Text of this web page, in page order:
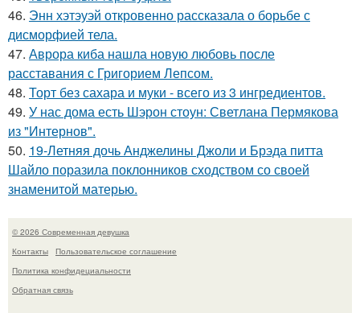
46. Энн хэтэуэй откровенно рассказала о борьбе с
дисморфией тела.
47. Аврора киба нашла новую любовь после
расставания с Григорием Лепсом.
48. Торт без сахара и муки - всего из 3 ингредиентов.
49. У нас дома есть Шэрон стоун: Светлана Пермякова
из "Интернов".
50. 19-Летняя дочь Анджелины Джоли и Брэда питта
Шайло поразила поклонников сходством со своей
знаменитой матерью.
© 2026 Современная девушка
Контакты
Пользовательское соглашение
Политика конфидециальности
Обратная связь